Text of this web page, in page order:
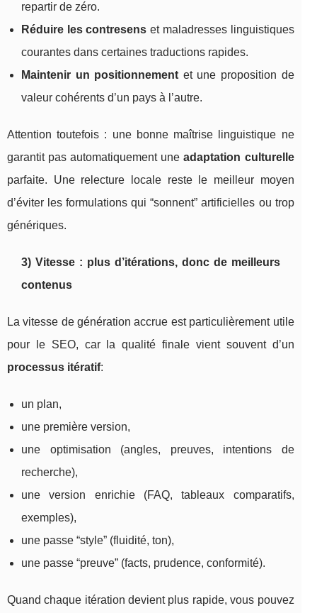
repartir de zéro.
Réduire les contresens et maladresses linguistiques
courantes dans certaines traductions rapides.
Maintenir un positionnement et une proposition de
valeur cohérents d’un pays à l’autre.
Attention toutefois : une bonne maîtrise linguistique ne
garantit pas automatiquement uneadaptation culturelle
parfaite. Une relecture locale reste le meilleur moyen
d’éviter les formulations qui “sonnent” artificielles ou trop
génériques.
3) Vitesse : plus d’itérations, donc de meilleurs
contenus
La vitesse de génération accrue est particulièrement utile
pour le SEO, car la qualité finale vient souvent d’un
processus itératif:
un plan,
une première version,
une optimisation (angles, preuves, intentions de
recherche),
une version enrichie (FAQ, tableaux comparatifs,
exemples),
une passe “style” (fluidité, ton),
une passe “preuve” (facts, prudence, conformité).
Quand chaque itération devient plus rapide, vous pouvez